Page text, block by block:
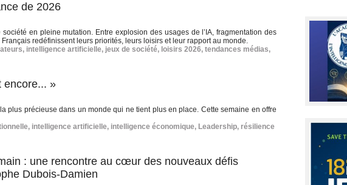
de 2026
en pleine mutation. Entre explosion des usages de l’IA, fragmentation des
redéfinissent leurs priorités, leurs loisirs et leur rapport au monde.
, intelligence artificielle, jeux de société, loisirs 2026, tendances médias,
encore... »
plus précieuse dans un monde qui ne tient plus en place. Cette semaine en offre
, intelligence artificielle, intelligence économique, Leadership, résilience
: une rencontre au cœur des nouveaux défis
Dubois-Damien